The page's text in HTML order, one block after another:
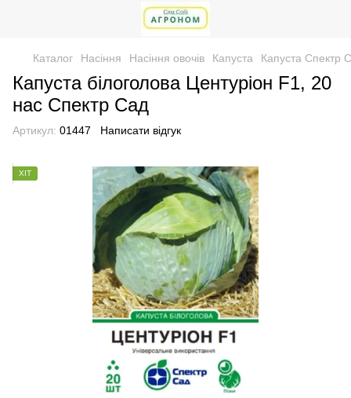
Каталог Насіння Насіння овочів Капуста Капуста Спектр
Капуста білоголова Центуріон F1, 20
нас Спектр Сад
Артикул: 01447 Написати відгук
ХІТ